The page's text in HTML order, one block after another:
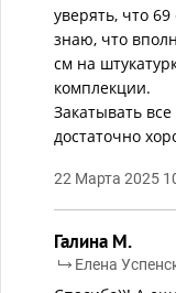
уверять, что
знаю, что
см на
комплекции.
Закатывать
достаточно
22 Марта 2025
Галина М.
Елена